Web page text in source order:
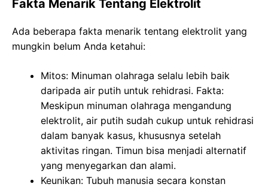
Fakta Menarik Tentang Elektrolit
Ada beberapa fakta menarik tentang elektrolit yang
mungkin belum Anda ketahui:
Mitos: Minuman olahraga selalu lebih baik
daripada air putih untuk rehidrasi. Fakta:
Meskipun minuman olahraga mengandung
elektrolit, air putih sudah cukup untuk rehidrasi
dalam banyak kasus, khususnya setelah
aktivitas ringan. Timun bisa menjadi alternatif
yang menyegarkan dan alami.
Keunikan: Tubuh manusia secara konstan